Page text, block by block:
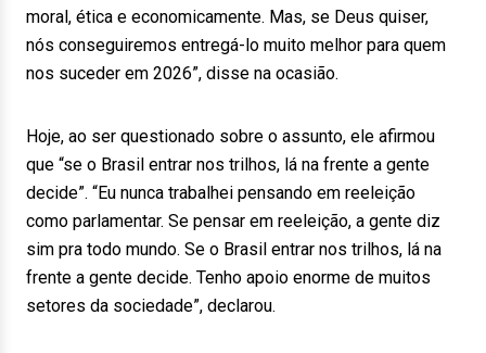
moral, ética e economicamente. Mas, se Deus quiser,
nós conseguiremos entregá-lo muito melhor para quem
nos suceder em 2026”, disse na ocasião.
Hoje, ao ser questionado sobre o assunto, ele afirmou
que “se o Brasil entrar nos trilhos, lá na frente a gente
decide”. “Eu nunca trabalhei pensando em reeleição
como parlamentar. Se pensar em reeleição, a gente diz
sim pra todo mundo. Se o Brasil entrar nos trilhos, lá na
frente a gente decide. Tenho apoio enorme de muitos
setores da sociedade”, declarou.